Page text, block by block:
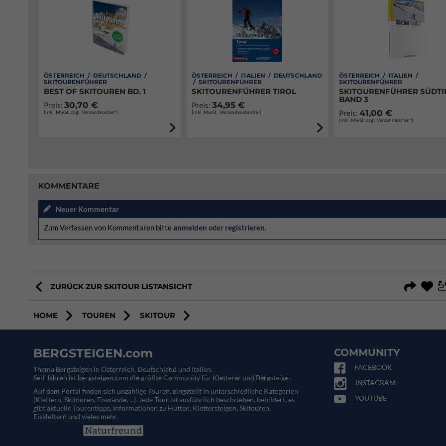
ÖSTERREICH / DEUTSCHLAND /
SKITOURENFÜHRER
BEST OF SKITOUREN BD. 1
Preis: 30,70 €
(inkl. MwSt. zzgl. Versandkosten*)
ÖSTERREICH / ITALIEN / DEUTSCHLAND
/ SKITOURENFÜHRER
SKITOURENFÜHRER TIROL
Preis: 34,95 €
(inkl. MwSt., Versandkostenfrei)
ÖSTERREICH / ITALIEN /
SKITOURENFÜHRER
SKITOURENFÜHRER
BAND 3
Preis:41,00 €
(inkl. MwSt. zzgl. Versandkosten*)
KOMMENTARE
Neuer Kommentar
Zum Verfassen von Kommentaren bitte anmelden oder registrieren.
ZURÜCK ZUR SKITOUR LISTANSICHT
HOME TOUREN SKITOUR
BERGSTEIGEN.com
Thema Bergsteigen in Österreich, Deutschland und Italien.
Seit Jahren ist bergsteigen.com die größte Community für Kletterer und Bergsteiger.
Auf dem Portal finden sich unzählige Touren, eingeteilt in unterschiedliche Kategorien
(Klettern, Skitouren, Eiswände, ...). Jede Tour ist ausführlich beschrieben, bebildert, es
gibt aktuelle Tourentipps, Informationen zu Hütten, Klettersteigen, Skitouren,
Eisklettern und vieles mehr.
COMMUNITY
FACEBOOK
INSTAGRAM
YOUTUBE